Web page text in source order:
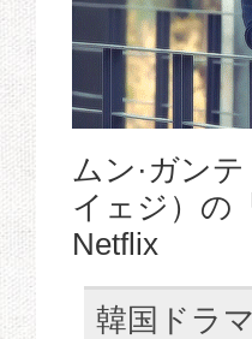
ムン·ガン
イェジ）の
Netflix
韓国ドラ